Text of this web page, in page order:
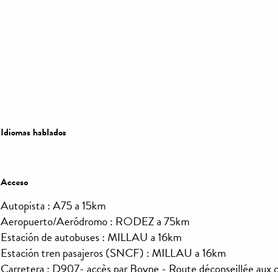
Idiomas hablados
Idiomas hablados
Acceso
Acceso
Autopista : A75 a 15km
Aeropuerto/Aeródromo : RODEZ a 75km
Estación de autobuses : MILLAU a 16km
Estación tren pasajeros (SNCF) : MILLAU a 16km